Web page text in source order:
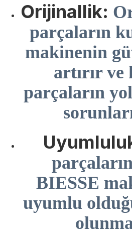
Orijinallik:
parçaların
makinenin
artırır ve
parçaların
BIESSE
uyumlu